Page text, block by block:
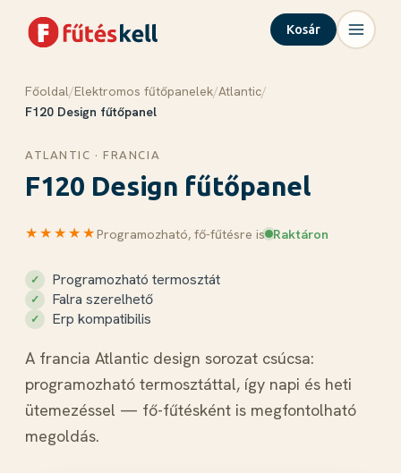
Kosár
Menü
Termékek
Rólunk
Blog
Kosár megnyitása →
Kosár
Főoldal/Elektromos fűtőpanelek/Atlantic/
F120 Design fűtőpanel
ATLANTIC · FRANCIA
F120 Design fűtőpanel
★★★★★Programozható, fő-fűtésre is Raktáron
Programozható termosztát
Falra szerelhető
Erp kompatibilis
A francia Atlantic design sorozat csúcsa:
programozható termosztáttal, így napi és heti
ütemezéssel — fő-fűtésként is megfontolható
megoldás.